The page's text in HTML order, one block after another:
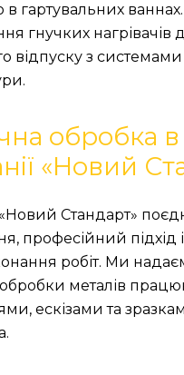
в гартувальних
гнучких нагрівачів
відпуску з
обробка в
«Новий
Стандарт»
професійний підхід
робіт. Ми
обробки металів
ескізами та